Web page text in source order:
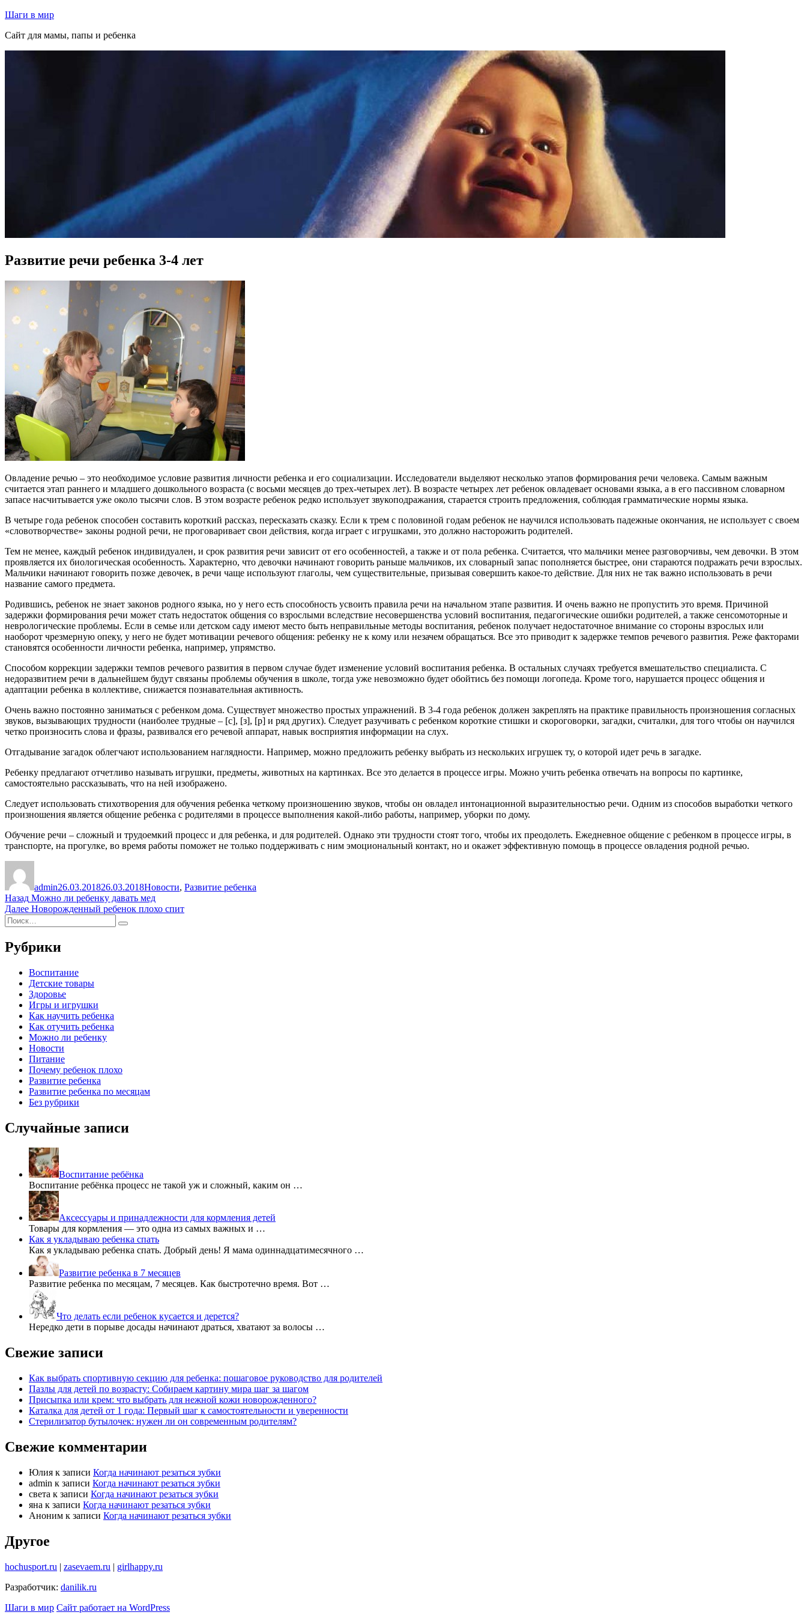
Перейти
содержимому
Шаги в мир
Сайт для мамы, папы и ребенка
Развитие речи ребенка 3-4 лет
Овладение речью – это необходимое условие развития личности ребенка и его социализации. Исследователи выделяют несколько этапов формирования речи человека. Самым важным
считается этап раннего и младшего дошкольного возраста (с восьми месяцев до трех-четырех лет). В возрасте четырех лет ребенок овладевает основами языка, а в его пассивном словарном
запасе насчитывается уже около тысячи слов. В этом возрасте ребенок редко использует звукоподражания, старается строить предложения, соблюдая грамматические нормы языка.
В четыре года ребенок способен составить короткий рассказ, пересказать сказку. Если к трем с половиной годам ребенок не научился использовать падежные окончания, не использует с своем
«словотворчестве» законы родной речи, не проговаривает свои действия, когда играет с игрушками, это должно насторожить родителей.
Тем не менее, каждый ребенок индивидуален, и срок развития речи зависит от его особенностей, а также и от пола ребенка. Считается, что мальчики менее разговорчивы, чем девочки. В этом
проявляется их биологическая особенность. Характерно, что девочки начинают говорить раньше мальчиков, их словарный запас пополняется быстрее, они стараются подражать речи взрослых.
Мальчики начинают говорить позже девочек, в речи чаще используют глаголы, чем существительные, призывая совершить какое-то действие. Для них не так важно использовать в речи
название самого предмета.
Родившись, ребенок не знает законов родного языка, но у него есть способность усвоить правила речи на начальном этапе развития. И очень важно не пропустить это время. Причиной
задержки формирования речи может стать недостаток общения со взрослыми вследствие несовершенства условий воспитания, педагогические ошибки родителей, а также сенсомоторные и
неврологические проблемы. Если в семье или детском саду имеют место быть неправильные методы воспитания, ребенок получает недостаточное внимание со стороны взрослых или
наоборот чрезмерную опеку, у него не будет мотивации речевого общения: ребенку не к кому или незачем обращаться. Все это приводит к задержке темпов речевого развития. Реже факторами
становятся особенности личности ребенка, например, упрямство.
Способом коррекции задержки темпов речевого развития в первом случае будет изменение условий воспитания ребенка. В остальных случаях требуется вмешательство специалиста. С
недоразвитием речи в дальнейшем будут связаны проблемы обучения в школе, тогда уже невозможно будет обойтись без помощи логопеда. Кроме того, нарушается процесс общения и
адаптации ребенка в коллективе, снижается познавательная активность.
Очень важно постоянно заниматься с ребенком дома. Существует множество простых упражнений. В 3-4 года ребенок должен закреплять на практике правильность произношения согласных
звуков, вызывающих трудности (наиболее трудные – [с], [з], [р] и ряд других). Следует разучивать с ребенком короткие стишки и скороговорки, загадки, считалки, для того чтобы он научился
четко произносить слова и фразы, развивался его речевой аппарат, навык восприятия информации на слух.
Отгадывание загадок облегчают использованием наглядности. Например, можно предложить ребенку выбрать из нескольких игрушек ту, о которой идет речь в загадке.
Ребенку предлагают отчетливо называть игрушки, предметы, животных на картинках. Все это делается в процессе игры. Можно учить ребенка отвечать на вопросы по картинке,
самостоятельно рассказывать, что на ней изображено.
Следует использовать стихотворения для обучения ребенка четкому произношению звуков, чтобы он овладел интонационной выразительностью речи. Одним из способов выработки четкого
произношения является общение ребенка с родителями в процессе выполнения какой-либо работы, например, уборки по дому.
Обучение речи – сложный и трудоемкий процесс и для ребенка, и для родителей. Однако эти трудности стоят того, чтобы их преодолеть. Ежедневное общение с ребенком в процессе игры, в
транспорте, на прогулке, во время работы поможет не только поддерживать с ним эмоциональный контакт, но и окажет эффективную помощь в процессе овладения родной речью.
admin26.03.201826.03.2018Новости, Развитие ребенка
Навигация
по
записям
Назад Предыдущая
запись:
Можно ли ребенку давать мед
Далее Следующая
Новорожденный ребенок плохо спит
Искать:
Поиск
Рубрики
Воспитание
Детские товары
Здоровье
Игры и игрушки
Как научить ребенка
Как отучить ребенка
Можно ли ребенку
Новости
Питание
Почему ребенок плохо
Развитие ребенка
Развитие ребенка по месяцам
Без рубрики
Случайные записи
Воспитание ребёнка
Воспитание ребёнка процесс не такой уж и сложный, каким он …
Аксессуары и принадлежности для кормления детей
Товары для кормления — это одна из самых важных и …
Как я укладываю ребенка спать
Как я укладываю ребенка спать. Добрый день! Я мама одиннадцатимесячного …
Развитие ребенка в 7 месяцев
Развитие ребенка по месяцам, 7 месяцев. Как быстротечно время. Вот …
Что делать если ребенок кусается и дерется?
Нередко дети в порыве досады начинают драться, хватают за волосы …
Свежие записи
Как выбрать спортивную секцию для ребенка: пошаговое руководство для родителей
Пазлы для детей по возрасту: Собираем картину мира шаг за шагом
Присыпка или крем: что выбрать для нежной кожи новорожденного?
Каталка для детей от 1 года: Первый шаг к самостоятельности и уверенности
Стерилизатор бутылочек: нужен ли он современным родителям?
Свежие комментарии
Юлия к записи Когда начинают резаться зубки
admin к записи Когда начинают резаться зубки
света к записи Когда начинают резаться зубки
яна к записи Когда начинают резаться зубки
Аноним к записи Когда начинают резаться зубки
Другое
hochusport.ru | zasevaem.ru | girlhappy.ru
Разработчик: danilik.ru
Шаги в мир Сайт работает на WordPress